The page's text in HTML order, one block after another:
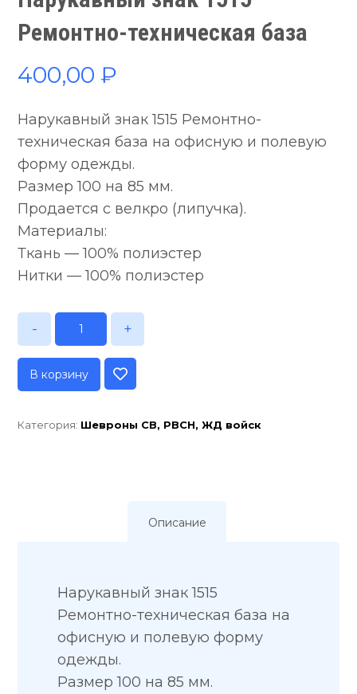
Ремонтно-техническая база
400,00₽
Нарукавный знак 1515 Ремонтно-
техническая база на офисную и полевую
форму одежды.
Размер 100 на 85 мм.
Продается с велкро (липучка).
Материалы:
Ткань — 100% полиэстер
Нитки — 100% полиэстер
- +
В корзину
Категория: Шевроны СВ, РВСН, ЖД войск
Описание
Нарукавный знак 1515
Ремонтно-техническая база на
офисную и полевую форму
одежды.
Размер 100 на 85 мм.